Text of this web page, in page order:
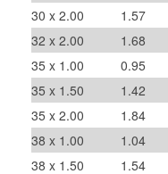
30 x 2.00
1.57
32 x 2.00
1.68
35 x 1.00
0.95
35 x 1.50
1.42
35 x 2.00
1.84
38 x 1.00
1.04
38 x 1.50
1.54